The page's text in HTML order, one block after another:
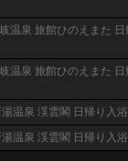
岐温泉 旅館ひのえまた
岐温泉 旅館ひのえまた
湯温泉 渓雲閣 日帰り入浴
湯温泉 渓雲閣 日帰り入浴